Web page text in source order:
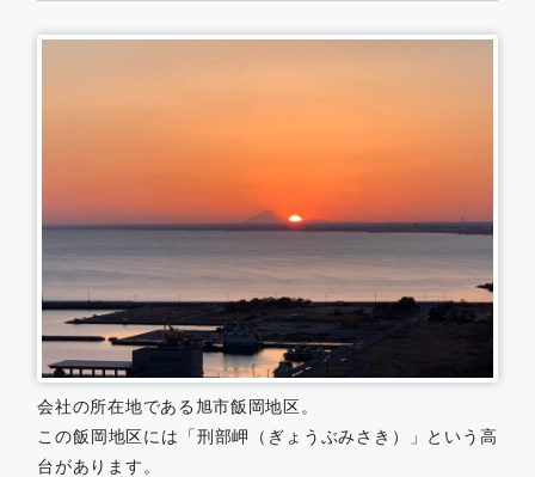
鐵人ひろば
0479-57-3021
Webで
お問い合わせ
会社の所在地である旭市飯岡地区。
この飯岡地区には「刑部岬（ぎょうぶみさき）」という高
台があります。